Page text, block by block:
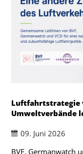
Luftfahrtstrategie
Umweltverbände
09. Juni 2026
BVF, Germanwatch